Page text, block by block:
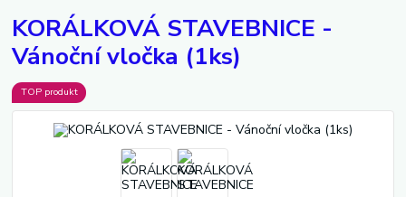
KORÁLKOVÁ STAVEBNICE -
Vánoční vločka (1ks)
TOP produkt